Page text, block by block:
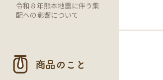
令和８年熊本地震に伴う集
配への影響について
商品のこと